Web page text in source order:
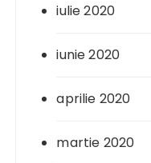
iulie 2020
iunie 2020
aprilie 2020
martie 2020